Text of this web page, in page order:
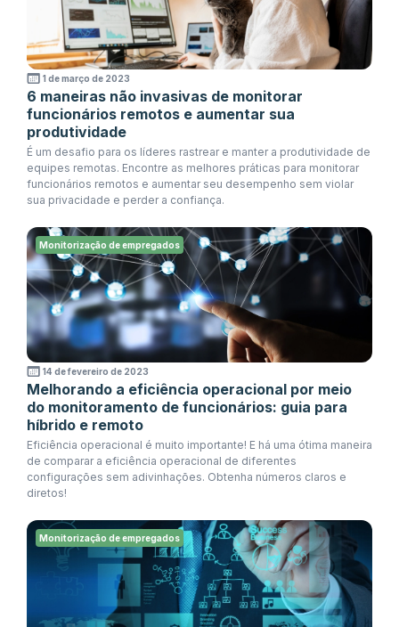
1 de março de 2023
6 maneiras não invasivas de monitorar
funcionários remotos e aumentar sua
produtividade
É um desafio para os líderes rastrear e manter a produtividade de
equipes remotas. Encontre as melhores práticas para monitorar
funcionários remotos e aumentar seu desempenho sem violar
sua privacidade e perder a confiança.
14 de fevereiro de 2023
Melhorando a eficiência operacional por meio
do monitoramento de funcionários: guia para
híbrido e remoto
Eficiência operacional é muito importante! E há uma ótima maneira
de comparar a eficiência operacional de diferentes
configurações sem adivinhações. Obtenha números claros e
diretos!
Monitorização de empregados
Monitorização de empregados